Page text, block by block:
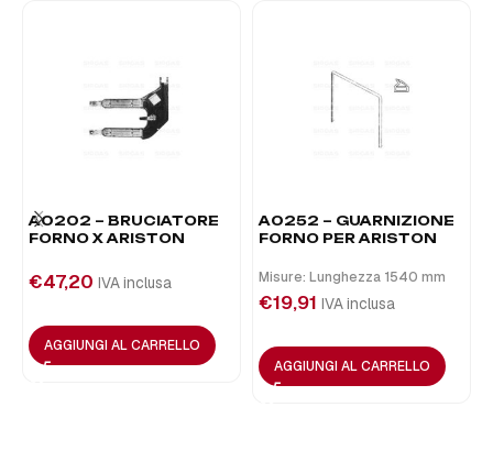
A0202 – BRUCIATORE
FORNO X ARISTON
€47,20 IVA inclusa
AGGIUNGI AL CARRELLO
A0252 – GUARNIZIONE
FORNO PER ARISTON
Misure: Lunghezza 1540 mm
€19,91 IVA inclusa
AGGIUNGI AL CARRELLO